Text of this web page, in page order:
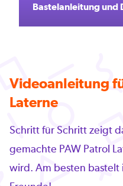
Bastelanleitung und
Videoanleitung
Laterne
Schritt für Schritt zeigt
gemachte PAW Patrol
wird. Am besten bastelt